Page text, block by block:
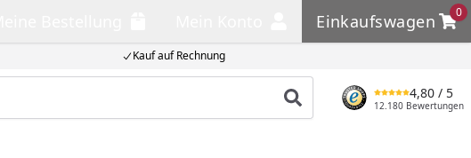
Kauf auf Rechnung
Einkaufswagen
0
Einkaufswagen
Produkt suchen
4,80 / 5
12.180 Bewertungen